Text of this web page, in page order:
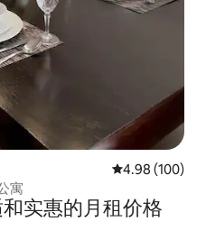
平均评分 4.98
4.98 (100)
寓
实惠的月租价格